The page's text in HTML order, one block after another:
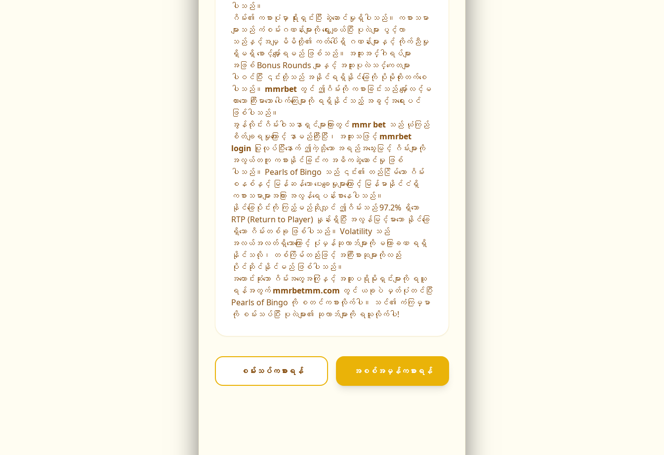
ပါသည်။
ဂိမ်း၏ ကစားပုံမှာ ရိုးရှင်းပြီး ဆွဲဆောင်မှုရှိပါသည်။ ကစားသမား
များသည် ကံစမ်းဂဏန်းများကို ရွေးချယ်ပြီး ပုလဲများ ပွင့်လာ
သည်နှင့်အမျှ မိမိတို့၏ ကတ်ပေါ်ရှိ ဂဏန်းများနှင့် ကိုက်ညီမှု
ရှိမရှိ စောင့်မျှော်ရမည် ဖြစ်သည်။ အထူးအင်္ဂါရပ်များ
အဖြစ် Bonus Rounds များနှင့် အထူးပုလဲသင်္ကေတများ
ပါဝင်ပြီး ၎င်းတို့သည် အနိုင်ရရှိနိုင်ခြေကို ပိုမိုတိုးတက်စေ
ပါသည်။ mmrbet တွင် ဤဂိမ်းကို ကစားခြင်းသည် မျှော်လင့်မ
ထားသော ကြီးမားသော ပေါက်ကြေးများကို ရရှိနိုင်သည့် အခွင့်အရေးပင်
ဖြစ်ပါသည်။
အွန်လိုင်းဂိမ်းဝါသနာရှင်များကြားတွင် mmr bet သည် ယုံကြည်
စိတ်ချရမှုကြောင့် နာမည်ကြီးပြီး၊ အထူးသဖြင့် mmrbet
login ပြုလုပ်ပြီးနောက် ဤကဲ့သို့သော အရည်အသွေးမြင့် ဂိမ်းများကို
အလွယ်တကူ ကစားနိုင်ခြင်းက အဓိကဆွဲဆောင်မှု ဖြစ်
ပါသည်။ Pearls of Bingo သည် ၎င်း၏ တည်ငြိမ်သော ဂိမ်း
စနစ်နှင့် မြန်ဆန်သော ပေးချေမှုများကြောင့် မြန်မာနိုင်ငံရှိ
ကစားသမားများအကြား အလွန်ရေပန်းစားနေပါသည်။
နိုင်ခြေပိုင်းကို ကြည့်မည်ဆိုလျှင် ဤဂိမ်းသည် 97.2% ရှိသော
RTP (Return to Player) နှုန်းရှိပြီး အလွန်မြင့်မားသော နိုင်ခြေ
ရှိသော ဂိမ်းတစ်ခု ဖြစ်ပါသည်။ Volatility သည်
အလယ်အလတ်ရှိသောကြောင့် ပုံမှန်ဆုလာဘ်များကို မကြာခဏ ရရှိ
နိုင်သလို၊ တစ်ကြိမ်တည်းဖြင့် အကြီးစားဆုများကိုလည်း
ပိုင်ဆိုင်နိုင်မည် ဖြစ်ပါသည်။
အကောင်းဆုံးသော ဂိမ်းအတွေ့အကြုံနှင့် အထူးပရိုမိုးရှင်းများကို ရယူ
ရန်အတွက် mmrbetmm.com တွင် ယခုပဲ မှတ်ပုံတင်ပြီး
Pearls of Bingo ကို စတင်ကစားလိုက်ပါ။ သင်၏ ကံကြမ္မာ
ကို စမ်းသပ်ပြီး ပုလဲများ၏ ဆုလာဘ်များကို ရယူလိုက်ပါ!
စမ်းသပ်ကစားရန် အစစ်အမှန်ကစားရန်